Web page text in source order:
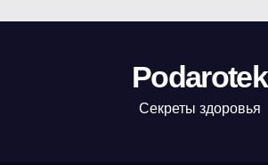
Podarotek
Секреты здоровья